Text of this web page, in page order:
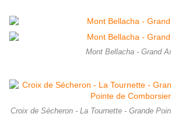
Mont Bellacha - Grand
Croix de Sécheron - La Tournette - Grande